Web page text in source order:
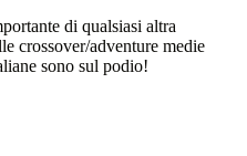
di qualsiasi altra
crossover/adventure medie
sono sul podio!